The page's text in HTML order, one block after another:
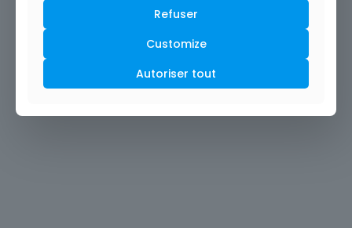
Refuser
Customize
Autoriser tout